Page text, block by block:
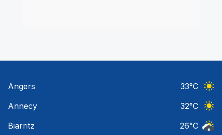
Angers 33°C
Annecy
32°C
Biarritz
26°C